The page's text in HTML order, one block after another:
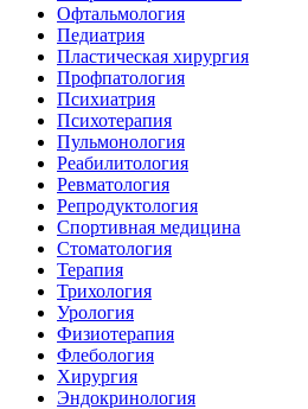
Офтальмология
Педиатрия
Пластическая хирургия
Профпатология
Психиатрия
Психотерапия
Пульмонология
Реабилитология
Ревматология
Репродуктология
Спортивная медицина
Стоматология
Терапия
Трихология
Урология
Физиотерапия
Флебология
Хирургия
Эндокринология